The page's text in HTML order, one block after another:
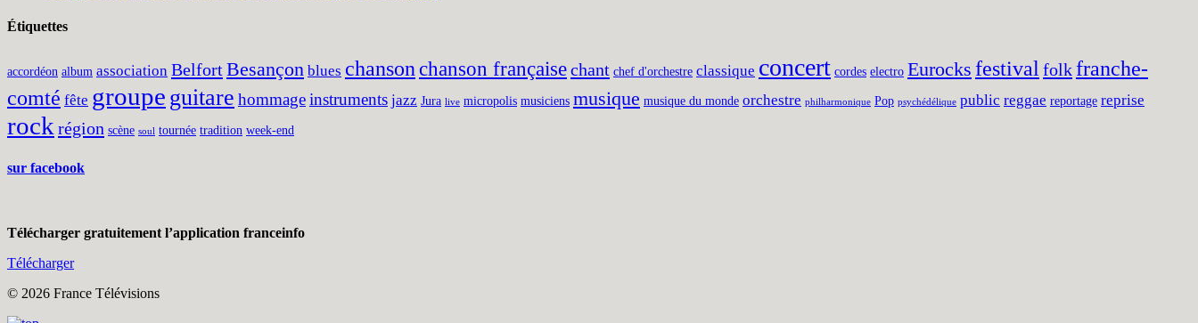
Étiquettes
accordéon album association Belfort Besançon blues chansonchanson françaisechant chef d'orchestre classique concert cordes electro Eurocks festival folkfranche-
comté fête groupe guitare hommageinstruments jazz Jura live micropolis musiciens musique musique du monde orchestre philharmonique Pop psychédélique public reggae reportage reprise
rock région scène soul tournée tradition week-end
sur facebook
Télécharger gratuitement l’application franceinfo
Télécharger
© 2026 France Télévisions